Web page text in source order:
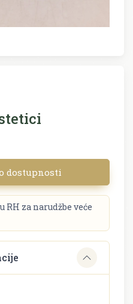
dostupnosti
RH za narudžbe veće